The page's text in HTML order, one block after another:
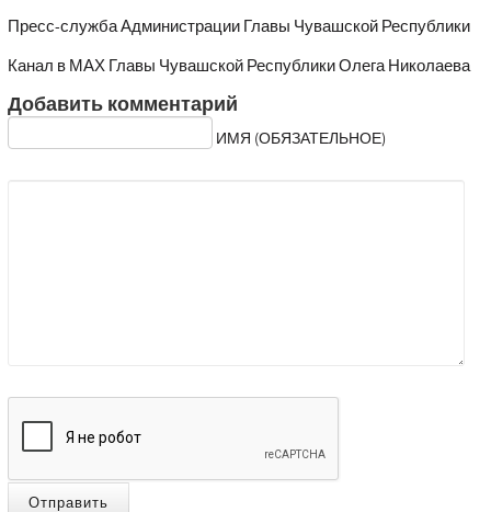
Пресс-служба Администрации Главы Чувашской Республики
Канал в МАХ Главы Чувашской Республики Олега Николаева
Добавить комментарий
ИМЯ (ОБЯЗАТЕЛЬНОЕ)
Отправить